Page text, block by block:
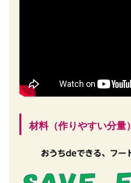
材料（作りやすい分量）